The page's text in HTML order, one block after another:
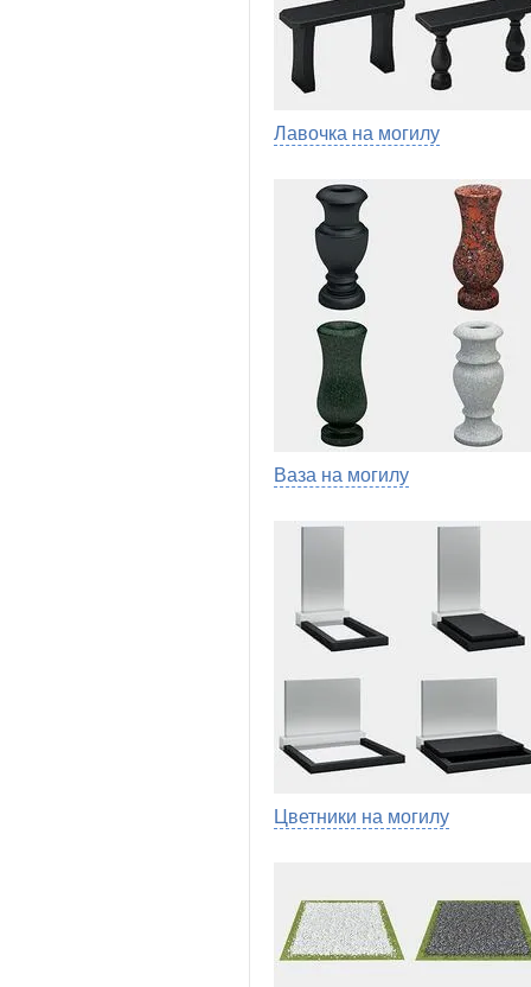
Лавочка на могилу
Ваза на могилу
Цветники на могилу